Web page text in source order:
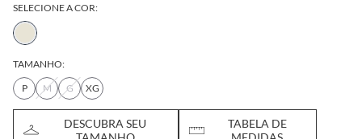
SELECIONE A COR:
TAMANHO:
P
M G XG
DESCUBRA SEU
TABELA DE